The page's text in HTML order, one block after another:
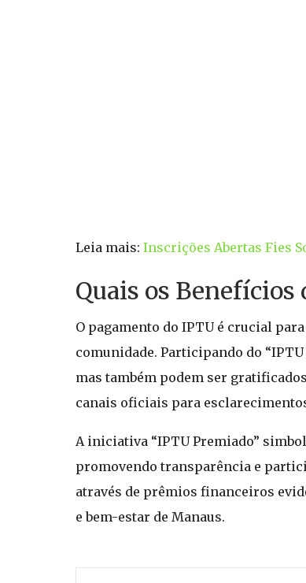
Leia mais: Inscrições Abertas Fies
Quais os Benefícios
O pagamento do IPTU é crucial
comunidade. Participando do
mas também podem ser
canais oficiais para
A iniciativa “IPTU Premiado”
promovendo transparência e
através de prêmios financeiros
e bem-estar de Manaus.